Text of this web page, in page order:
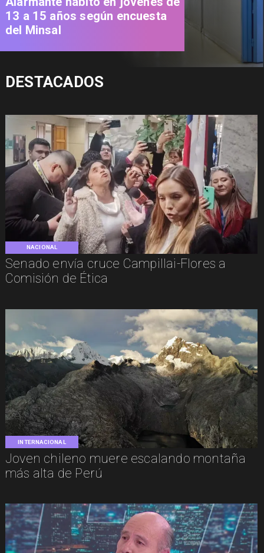
NACIONAL
Senado envía cruce Campillai-Flores a
Comisión de Ética
INTERNACIONAL
Joven chileno muere escalando montaña
más alta de Perú
13 a 15 años según encuesta
del Minsal
DESTACADOS